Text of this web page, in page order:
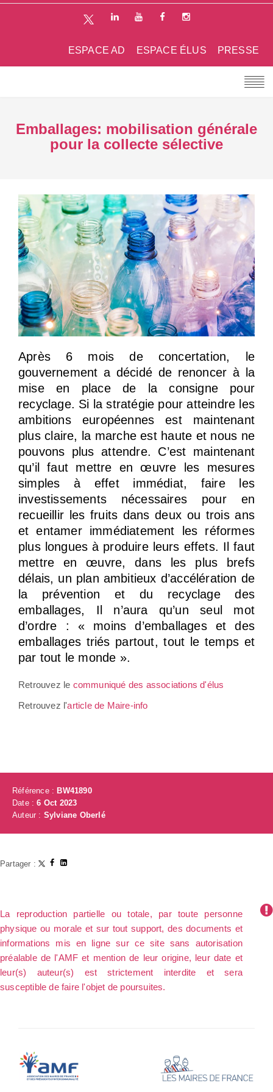
PRESSE
ESPACE ÉLUS
ESPACE AD
Emballages: mobilisation générale
pour la collecte sélective
Après 6 mois de concertation, le
gouvernement a décidé de renoncer à la
mise en place de la consigne pour
recyclage. Si la stratégie pour atteindre les
ambitions européennes est maintenant
plus claire, la marche est haute et nous ne
pouvons plus attendre. C’est maintenant
qu’il faut mettre en œuvre les mesures
simples à effet immédiat, faire les
investissements nécessaires pour en
recueillir les fruits dans deux ou trois ans
et entamer immédiatement les réformes
plus longues à produire leurs effets. Il faut
mettre en œuvre, dans les plus brefs
délais, un plan ambitieux d’accélération de
la prévention et du recyclage des
emballages, Il n’aura qu’un seul mot
d’ordre : « moins d’emballages et des
emballages triés partout, tout le temps et
par tout le monde ».
Retrouvez le communiqué des associations d'élus
Retrouvez l'article de Maire-info
Référence :BW41890
Date :6 Oct 2023
Auteur : Sylviane Oberlé
Partager :
La reproduction partielle ou totale, par toute personne
physique ou morale et sur tout support, des documents et
informations mis en ligne sur ce site sans autorisation
préalable de l'AMF et mention de leur origine, leur date et
leur(s) auteur(s) est strictement interdite et sera
susceptible de faire l'objet de poursuites.